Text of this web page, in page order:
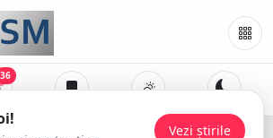
36